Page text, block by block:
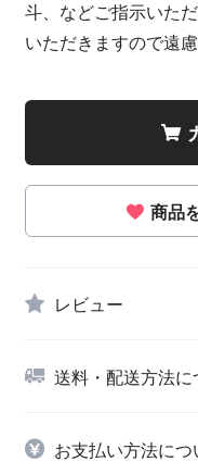
斗、などご指示いた
いただきますので遠
商品
レビュー
送料・配送方法に
お支払い方法につ